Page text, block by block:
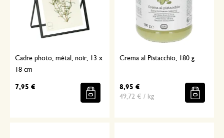
Cadre photo, métal, noir, 13 x
18 cm
7,95 €
Crema al Pistacchio, 180 g
8,95 €
49,72 € / kg